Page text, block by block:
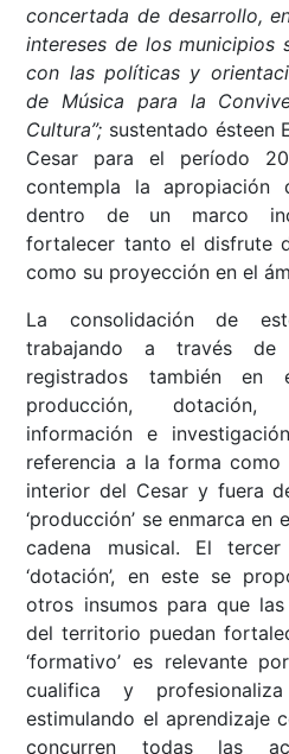
concertada de desarrollo,
intereses de los municipios
con las políticas y
de Música para la
Cultura”; sustentado ésteen
Cesar para el período
contempla la apropiación
dentro de un marco
fortalecer tanto el disfrute
como su proyección en el
La consolidación de
trabajando a través
registrados también en
producción, dotación,
información e
referencia a la forma
interior del Cesar y fuera
‘producción’ se enmarca
cadena musical. El
‘dotación’, en este se
otros insumos para que
del territorio puedan
‘formativo’ es relevante
cualifica y
estimulando el aprendizaje
concurren todas las